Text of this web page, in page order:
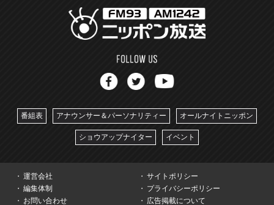
番組表 アナウンサー＆パーソナリティー オールナイトニッポン
ショウアップナイター イベント
運営会社
サイトポリシー
編集体制
プライバシーポリシー
お問い合わせ
広告掲載について